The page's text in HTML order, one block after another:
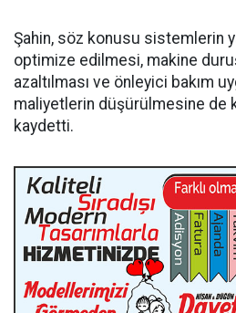
Şahin, söz konusu sistemlerin
optimize edilmesi, makine
azaltılması ve önleyici bakım
maliyetlerin düşürülmesine de
kaydetti.